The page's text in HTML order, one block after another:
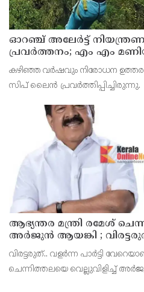
ഓറഞ്ച് അലേര്‍ട്ട്
പ്രവര്‍ത്തനം; എം എം
നടത്തുന്ന സിപ് ലൈന്‍
കഴിഞ്ഞ വര്‍ഷവും നിരോധന
സിപ് ലൈന്‍ പ്രവര്‍ത്തിപ്പിച്ചിരുന്നു.
ആഭ്യന്തര മന്ത്രി രമേശ്
അ‍ർജുൻ ആയങ്കി ;
വേറെയാണ് !
വിരട്ടരുത്.. വളർന്ന പാർട്ടി
ചെന്നിത്തലയെ വെല്ലുവിളിച്ച്